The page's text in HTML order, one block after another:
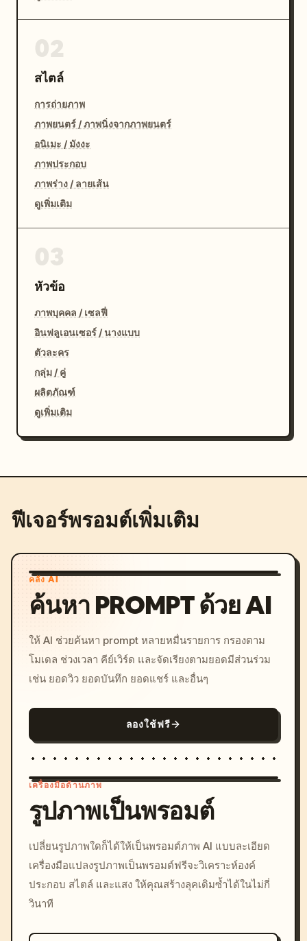
สไตล์
การถ่ายภาพ
ภาพยนตร์ / ภาพนิ่งจากภาพยนตร์
อนิเมะ / มังงะ
ภาพประกอบ
ภาพร่าง / ลายเส้น
ดูเพิ่มเติม
หัวข้อ
ภาพบุคคล / เซลฟี่
อินฟลูเอนเซอร์ / นางแบบ
ตัวละคร
กลุ่ม / คู่
ผลิตภัณฑ์
ดูเพิ่มเติม
ฟีเจอร์พรอมต์เพิ่มเติม
คลัง AI
ค้นหา PROMPT ด้วย AI
ให้ AI ช่วยค้นหา prompt หลายหมื่นรายการ กรองตาม
โมเดล ช่วงเวลา คีย์เวิร์ด และจัดเรียงตามยอดมีส่วนร่วม
เช่น ยอดวิว ยอดบันทึก ยอดแชร์ และอื่นๆ
ลองใช้ฟรี
c, cyberpunk sunset, neon
colors, 8k --v 6.0
เครื่องมือด้านภาพ
รูปภาพเป็นพรอมต์
เปลี่ยนรูปภาพใดก็ได้ให้เป็นพรอมต์ภาพ AI แบบละเอียด
เครื่องมือแปลงรูปภาพเป็นพรอมต์ฟรีจะวิเคราะห์องค์
ประกอบ สไตล์ และแสง ให้คุณสร้างลุคเดิมซ้ำได้ในไม่กี่
วินาที